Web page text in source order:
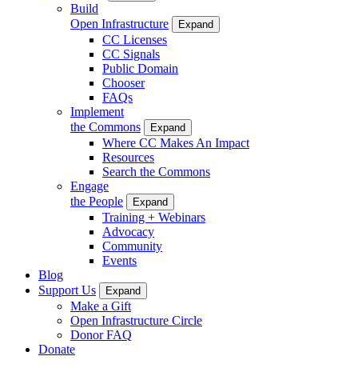
Build
Open Infrastructure
Expand
CC Licenses
CC Signals
Public Domain
Chooser
FAQs
Implement
the Commons
Expand
Where CC Makes An Impact
Resources
Search the Commons
Engage
the People
Expand
Training + Webinars
Advocacy
Community
Events
Blog
Support Us
Expand
Make a Gift
Open Infrastructure Circle
Donor FAQ
Donate